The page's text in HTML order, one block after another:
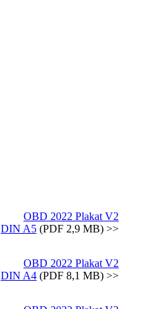
OBD 2022 Plakat V2
DIN A5 (PDF 2,9 MB) >>
OBD 2022 Plakat V2
DIN A4 (PDF 8,1 MB) >>